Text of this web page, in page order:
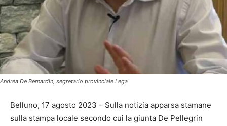
Andrea De Bernardin, segretario provinciale Lega
Belluno, 17 agosto 2023 – Sulla notizia apparsa stamane
sulla stampa locale secondo cui la giunta De Pellegrin